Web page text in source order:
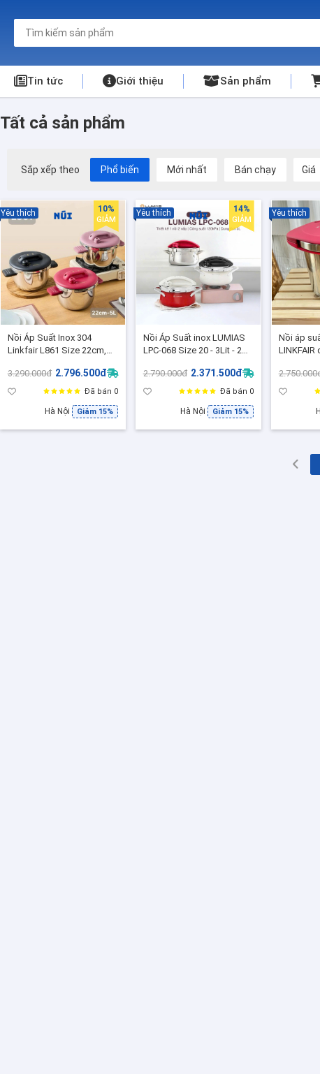
Tin tức Giới thiệu Sản phẩm
Tất cả sản phẩm
Sắp xếp theo Phổ biến Mới nhất Bán chạy Giá
Nồi Áp Suất Inox 304
Linkfair L861 Size 22cm,
Ninh Hầm Đa Năng, Phù
Hợp mọi loại bếp
3.290.000đ 2.796.500đ
Đã bán 0
Hà Nội Giảm 15%
Yêu thích 10%
GIẢM
Nồi Áp Suất inox LUMIAS
LPC-068 Size 20 - 3Lit - 2
giữ trọn vị ngon ( Tặng 01
Xửng Hấp inox)
2.790.000đ 2.371.500đ
Đã bán 0
Hà Nội Giảm 15%
Yêu thích 14%
GIẢM
Nồi áp
Yêu thích